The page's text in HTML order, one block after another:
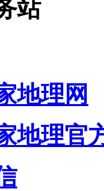
站
地理网
地理官